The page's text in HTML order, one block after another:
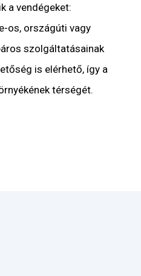
a vendégeket:
os, országúti vagy
szolgáltatásainak
is elérhető, így a
térségét.